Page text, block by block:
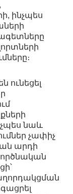
ինչպես
ունեցել
նաև
չափիչ
արդի